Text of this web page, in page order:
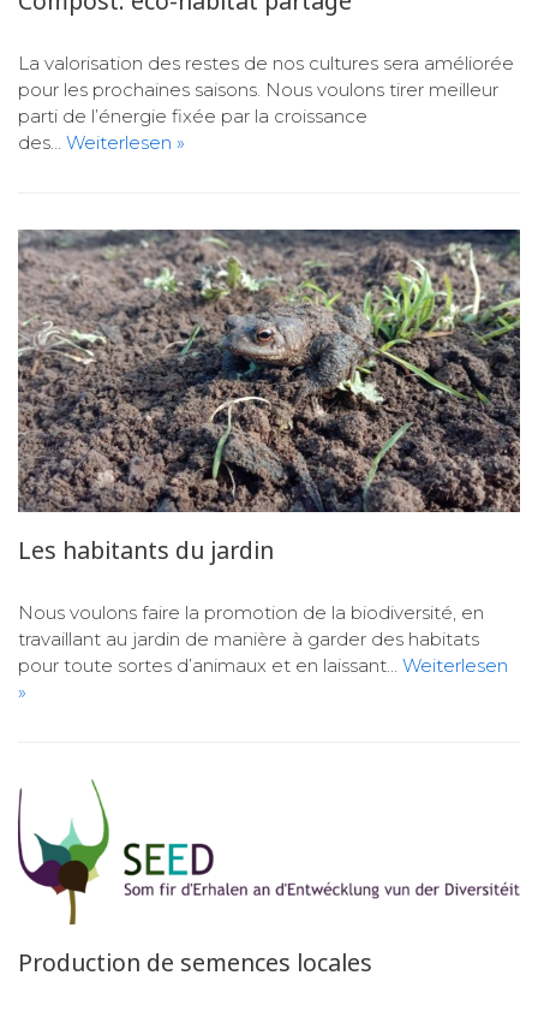
La valorisation des restes de nos cultures sera améliorée
pour les prochaines saisons. Nous voulons tirer meilleur
parti de l’énergie fixée par la croissance
des… Weiterlesen »
Les habitants du jardin
Nous voulons faire la promotion de la biodiversité, en
travaillant au jardin de manière à garder des habitats
pour toute sortes d’animaux et en laissant… Weiterlesen
»
Production de semences locales